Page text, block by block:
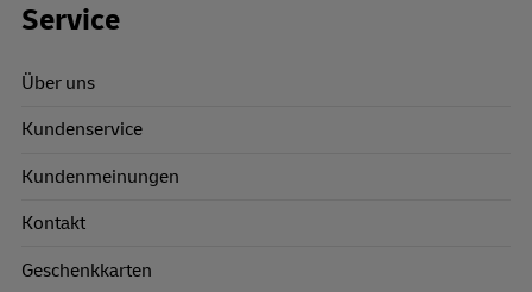
Footer Links
Service
Über uns
Kundenservice
Kundenmeinungen
Kontakt
Geschenkkarten